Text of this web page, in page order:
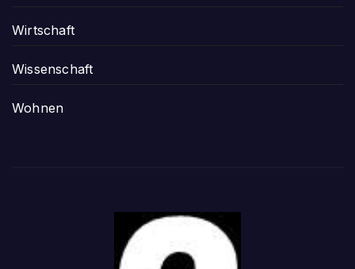
Wirtschaft
Wissenschaft
Wohnen